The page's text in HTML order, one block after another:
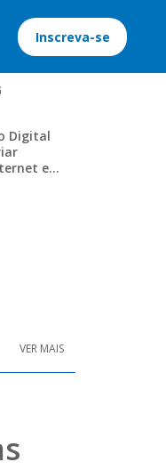
Inscreva-se
Digital
em
VER MAIS